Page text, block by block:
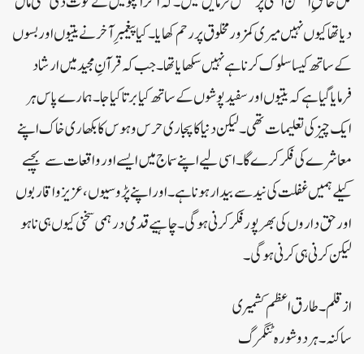
دیا تھا کیوں نہیں میری کمزور مخلوق پر رحم کھایا۔ کیا پیغمبرِ آخر نے یتیوں اور بسوں
کے ساتھ کیسا سلوک کرنا ہے نہیں سکھایا تھا۔ جب کہ قرآنِ مجید میں ارشاد
فرمایا گیا ہے کہ یتیوں اور سفید پوشوں کے ساتھ کیا برتا کیا جا۔ ہمارے پاس ہر
ایک چیز کی تعلیمات تھی۔ لیکن دنیا کا پجاری حرس و ہوس کا بکھاری خاک اپنے
معاشرے کی فکر کرے گا۔ اسی لیے اپنے سماج میں ایسے اور واقعات سے بچبے
کیلے ہمیں غفلت کی نید سے بیدار ہونا ہے۔اور اپنے پڑوسیوں، عزیز و اقاربوں
اور حق داروں کی بھر پور فکر کرنی ہوگی۔چاہیے قدمی درہمی سخنی کیوں ہی نا ہو
لیکن کرنی ہی کرنی ہوگی۔
از قلم۔ طارق اعظم کشمیری
ساکنہ ۔ہردوشورہ ٹنگمرگ